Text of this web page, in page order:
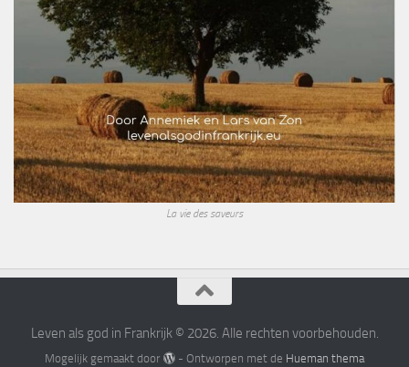
La vie des saveurs
Leven als god in Frankrijk © 2026. Alle rechten voorbehouden.
Mogelijk gemaakt door - Ontworpen met de Hueman thema